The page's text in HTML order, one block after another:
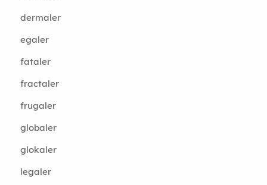
dermaler
egaler
fataler
fractaler
frugaler
globaler
glokaler
legaler